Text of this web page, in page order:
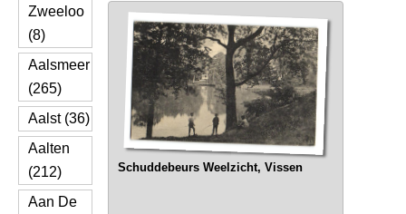
Zweeloo
(8)
Aalsmeer
(265)
Aalst (36)
Aalten
(212)
Aan De
Schuddebeurs Weelzicht, Vissen